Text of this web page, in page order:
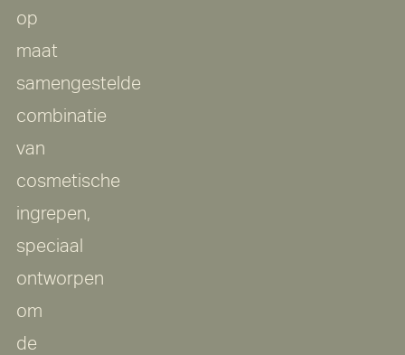
op
maat
samengestelde
combinatie
van
cosmetische
ingrepen,
speciaal
ontworpen
om
de